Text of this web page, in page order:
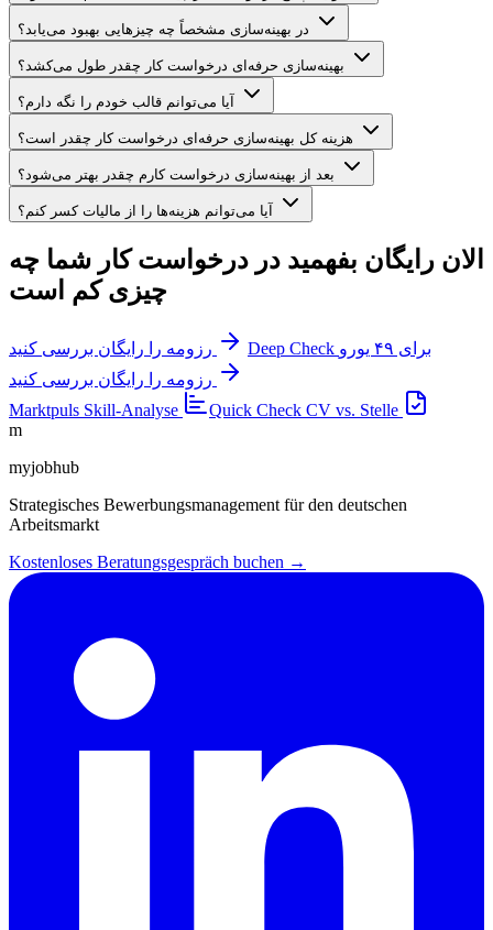
در بهینه‌سازی مشخصاً چه چیزهایی بهبود می‌یابد؟
بهینه‌سازی حرفه‌ای درخواست کار چقدر طول می‌کشد؟
آیا می‌توانم قالب خودم را نگه دارم؟
هزینه کل بهینه‌سازی حرفه‌ای درخواست کار چقدر است؟
بعد از بهینه‌سازی درخواست کارم چقدر بهتر می‌شود؟
آیا می‌توانم هزینه‌ها را از مالیات کسر کنم؟
الان رایگان بفهمید در درخواست کار شما چه
چیزی کم است
Deep Check برای ۴۹ یورو
Marktpuls Skill-Analyse Quick Check CV vs. Stelle
m
myjobhub
Strategisches Bewerbungsmanagement für den deutschen
Arbeitsmarkt
Kostenloses Beratungsgespräch buchen →